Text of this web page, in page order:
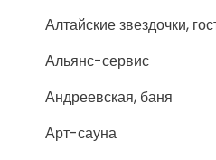
Алтайские звездочки,
Альянс-сервис
Андреевская, баня
Арт-сауна